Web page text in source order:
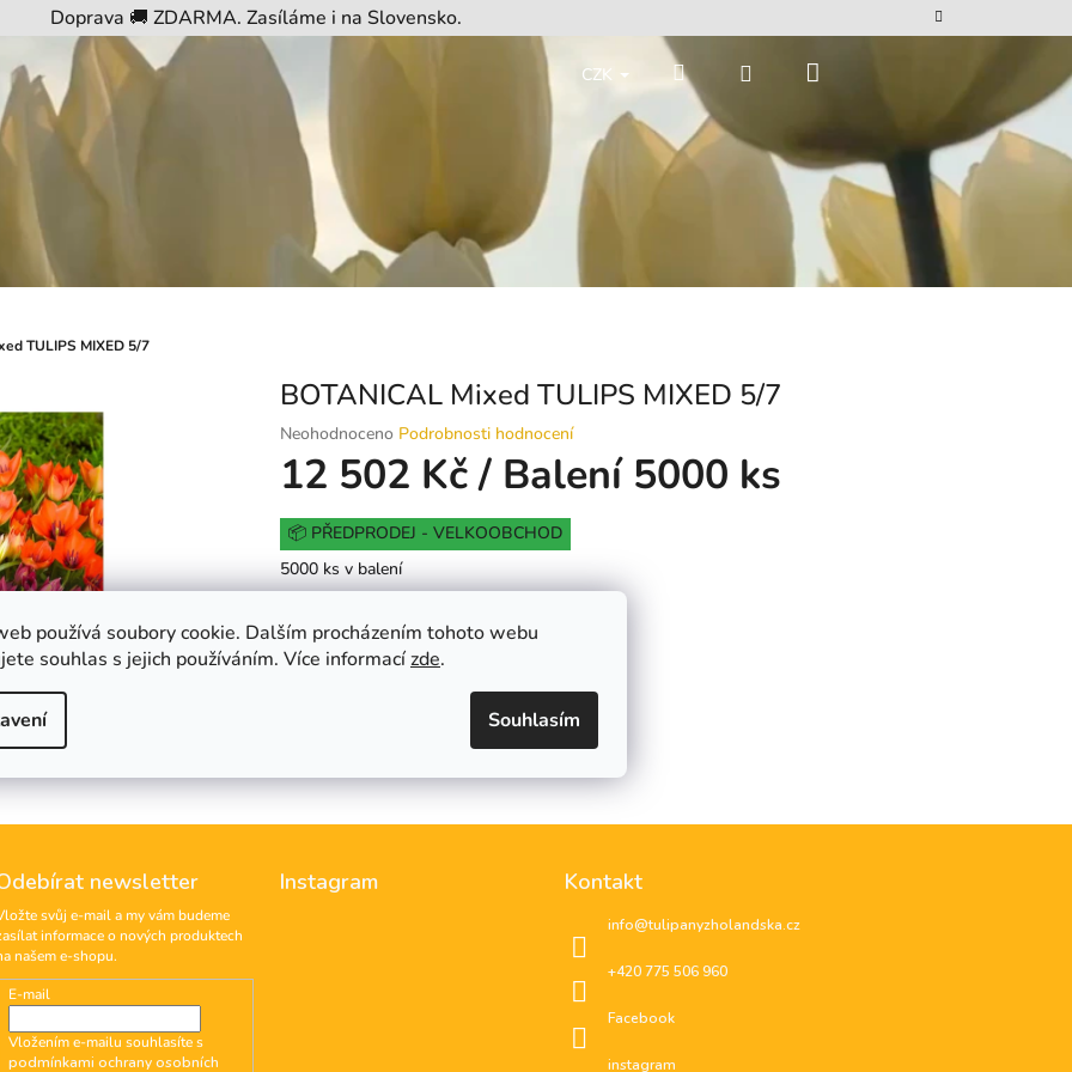
používá soubory cookie. Dalším procházením tohoto webu
souhlas s jejich používáním. Více informacízde.
Souhlasím
Doprava 🚚 ZDARMA. Zasíláme i na Slovensko.
CZK Hledat Přihlášení
TULIPS MIXED 5/7
BOTANICAL Mixed TULIPS MIXED 5/7
Průměrné
hodnocení
produktu
0,0
z
5
Neohodnoceno Podrobnosti hodnocení
12 502 Kč/ Balení 5000 ks
Měrná
cena:
📦 PŘEDPRODEJ - VELKOOBCHOD
5000 ks v balení
Do košíku
newsletter
svůj e-mail a my vám budeme
informace o nových produktech
našem e-shopu.
E-mail
Vložením e-mailu souhlasíte s
podmínkami ochrany osobních
Instagram Kontakt
info@tulipanyzholandska.cz
+420 775 506 960
Facebook
instagram